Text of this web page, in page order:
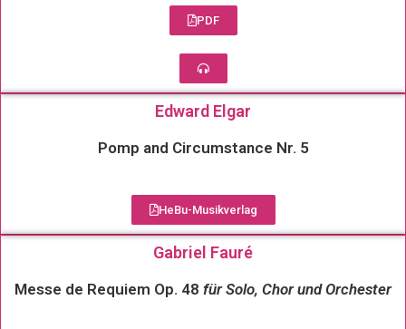
PDF
Edward Elgar
Pomp and Circumstance Nr. 5
HeBu-Musikverlag
Gabriel Fauré
Messe de Requiem Op. 48 für Solo, Chor und Orchester